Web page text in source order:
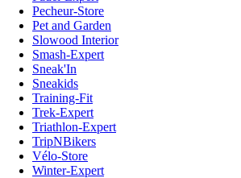
Pecheur-Store
Pet and Garden
Slowood Interior
Smash-Expert
Sneak'In
Sneakids
Training-Fit
Trek-Expert
Triathlon-Expert
TripNBikers
Vélo-Store
Winter-Expert